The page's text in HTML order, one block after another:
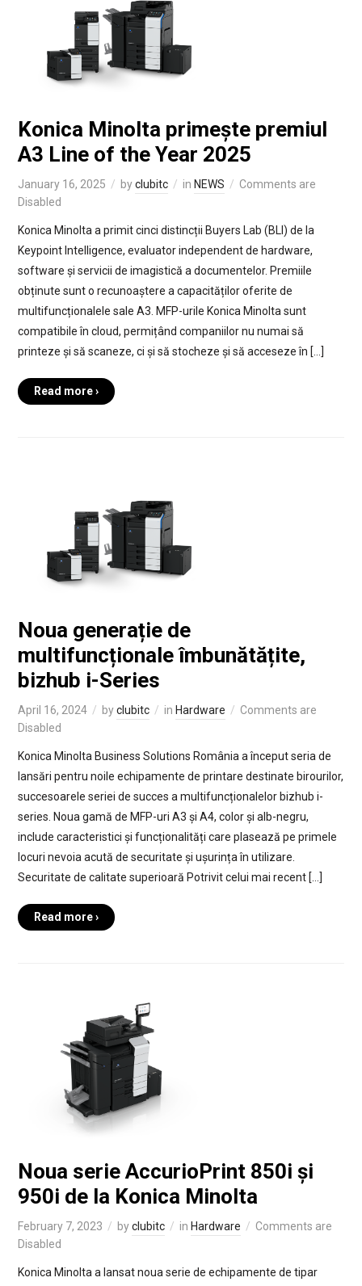
Konica Minolta primește premiul
A3 Line of the Year 2025
January 16, 2025 byclubitc in NEWS
Comments are
Disabled
Konica Minolta a primit cinci distincții Buyers Lab (BLI) de la
Keypoint Intelligence, evaluator independent de hardware,
software și servicii de imagistică a documentelor. Premiile
obținute sunt o recunoaștere a capacităților oferite de
multifuncționalele sale A3. MFP-urile Konica Minolta sunt
compatibile în cloud, permițând companiilor nu numai să
printeze și să scaneze, ci și să stocheze și să acceseze în […]
Read more ›
Noua generație de
multifuncționale îmbunătățite,
bizhub i-Series
April 16, 2024 byclubitc in Hardware
Comments are
Disabled
Konica Minolta Business Solutions România a început seria de
lansări pentru noile echipamente de printare destinate birourilor,
succesoarele seriei de succes a multifuncționalelor bizhub i-
series. Noua gamă de MFP-uri A3 și A4, color și alb-negru,
include caracteristici și funcționalități care plasează pe primele
locuri nevoia acută de securitate și ușurința în utilizare.
Securitate de calitate superioară Potrivit celui mai recent […]
Read more ›
Noua serie AccurioPrint 850i și
950i de la Konica Minolta
February 7, 2023 byclubitc in Hardware
Comments are
Disabled
Konica Minolta a lansat noua serie de echipamente de tipar